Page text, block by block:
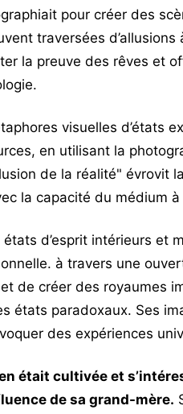
pour créer des
traversées d’allusions
la preuve des rêves et
visuelles d’états
en utilisant la
de la réalité" évrovit
la capacité du médium
d’esprit intérieurs et
à travers une
de créer des royaumes
états paradoxaux. Ses
des expériences
était cultivée et
de sa grand-mère.